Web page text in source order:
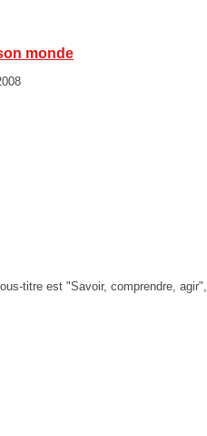
monde
titre est "Savoir, comprendre,